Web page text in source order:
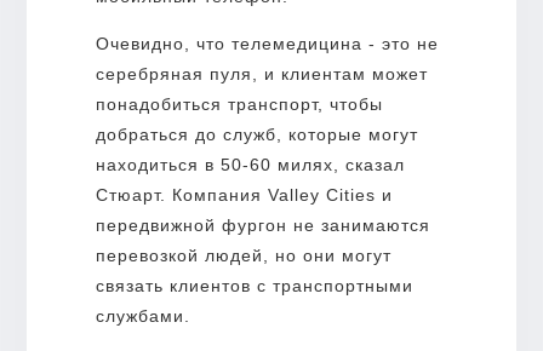
Очевидно, что телемедицина - это не
серебряная пуля, и клиентам может
понадобиться транспорт, чтобы
добраться до служб, которые могут
находиться в 50-60 милях, сказал
Стюарт. Компания Valley Cities и
передвижной фургон не занимаются
перевозкой людей, но они могут
связать клиентов с транспортными
службами.